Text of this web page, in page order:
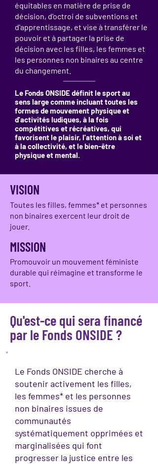
équitables en matière de prise de
décision, d'octroi de subventions et
d'apprentissage, et vise à transférer le
pouvoir et à partager la prise de
décision avec les filles, les femmes et
les personnes non binaires au centre
du changement.
Le Fonds ONSIDE définit le sport au
sens large comme incluant toutes les
formes de mouvement physique et
d'activités ludiques, à la fois
compétitives et récréatives, qui
favorisent le plaisir, l'attention à soi et
à la collectivité, et le bien-être
physique et mental.
VISION
Toutes les filles, femmes* et personnes
non binaires exercent leur droit de
jouer.
MISSION
Promouvoir un mouvement féministe
durable qui réimagine et transforme le
sport.
Qu'est-ce qui sera financé
par le Fonds ONSIDE ?
Le Fonds ONSIDE cherche à
soutenir activement les filles,
les femmes* et les personnes
non binaires issues de
communautés
systématiquement opprimées et
marginalisées qui font
progresser la justice entre les